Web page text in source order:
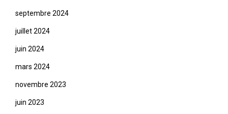
septembre 2024
juillet 2024
juin 2024
mars 2024
novembre 2023
juin 2023